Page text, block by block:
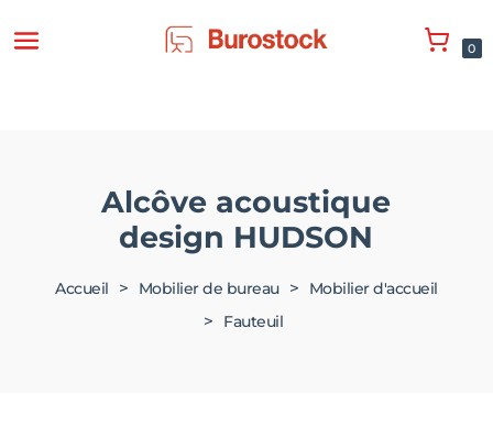
0
Alcôve acoustique
design HUDSON
Accueil > Mobilier de bureau > Mobilier d'accueil
> Fauteuil